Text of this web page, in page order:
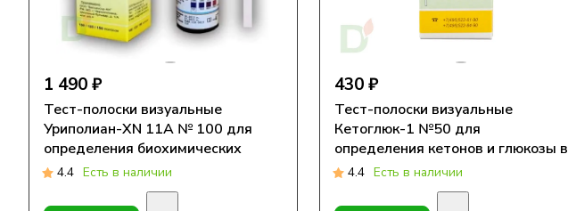
1 490 ₽
Тест-полоски визуальные
Уриполиан-XN 11A № 100 для
определения биохимических
параметров в моче
4.4 Есть в наличии
430 ₽
Тест-полоски визуальные
Кетоглюк-1 №50 для
определения кетонов и глюкозы в
моче
4.4 Есть в наличии